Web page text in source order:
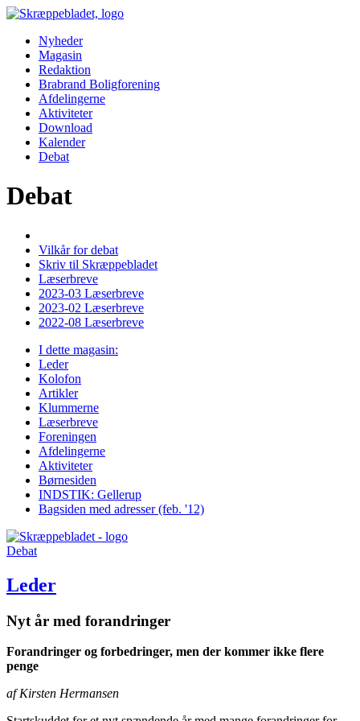
Nyheder
Magasin
Redaktion
Brabrand Boligforening
Afdelingerne
Aktiviteter
Download
Kalender
Debat
Debat
Vilkår for debat
Skriv til Skræppebladet
Læserbreve
2023-03 Læserbreve
2023-02 Læserbreve
2022-08 Læserbreve
I dette magasin:
Leder
Kolofon
Artikler
Klummerne
Læserbreve
Foreningen
Afdelingerne
Aktiviteter
Børnesiden
INDSTIK: Gellerup
Bagsiden med adresser (feb. '12)
Debat
Leder
Nyt år med forandringer
Forandringer og forbedringer, men der kommer ikke flere
penge
af Kirsten Hermansen